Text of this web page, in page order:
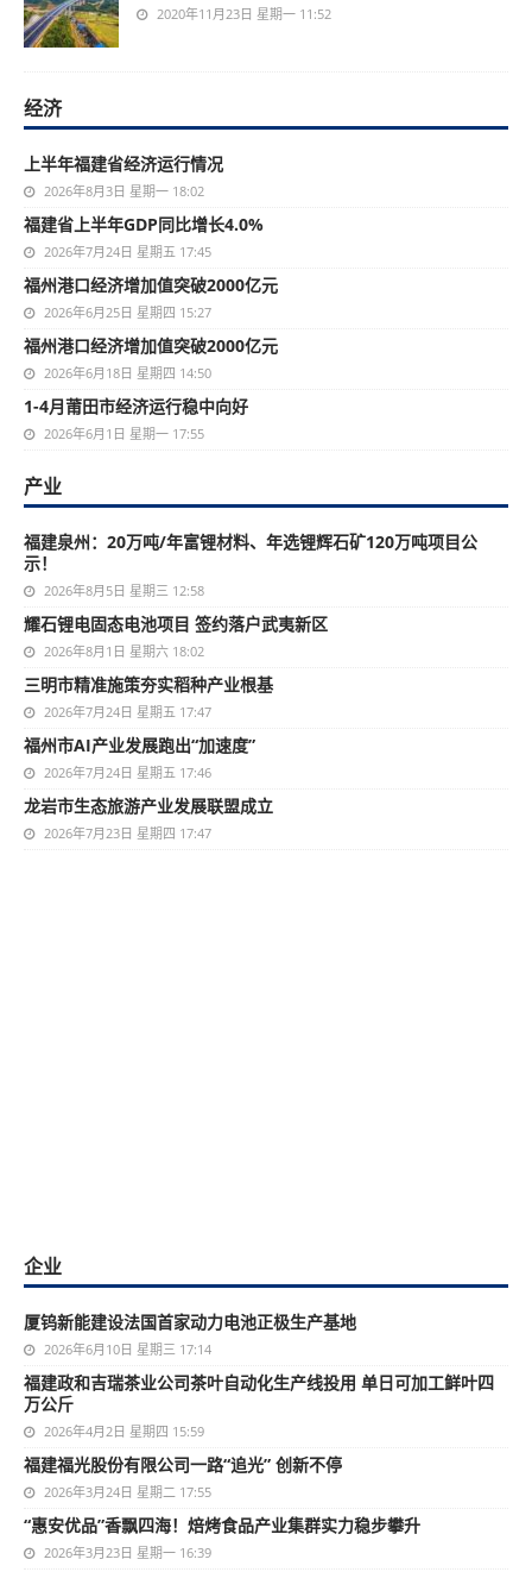
2020年11月23日 星期一 11:52
经济
上半年福建省经济运行情况
2026年8月3日 星期一 18:02
福建省上半年GDP同比增长4.0%
2026年7月24日 星期五 17:45
福州港口经济增加值突破2000亿元
2026年6月25日 星期四 15:27
福州港口经济增加值突破2000亿元
2026年6月18日 星期四 14:50
1-4月莆田市经济运行稳中向好
2026年6月1日 星期一 17:55
产业
福建泉州：20万吨/年富锂材料、年选锂辉石矿120万吨项目公
示！
2026年8月5日 星期三 12:58
耀石锂电固态电池项目 签约落户武夷新区
2026年8月1日 星期六 18:02
三明市精准施策夯实稻种产业根基
2026年7月24日 星期五 17:47
福州市AI产业发展跑出“加速度”
2026年7月24日 星期五 17:46
龙岩市生态旅游产业发展联盟成立
2026年7月23日 星期四 17:47
企业
厦钨新能建设法国首家动力电池正极生产基地
2026年6月10日 星期三 17:14
福建政和吉瑞茶业公司茶叶自动化生产线投用 单日可加工鲜叶四
万公斤
2026年4月2日 星期四 15:59
福建福光股份有限公司一路“追光” 创新不停
2026年3月24日 星期二 17:55
“惠安优品”香飘四海！焙烤食品产业集群实力稳步攀升
2026年3月23日 星期一 16:39